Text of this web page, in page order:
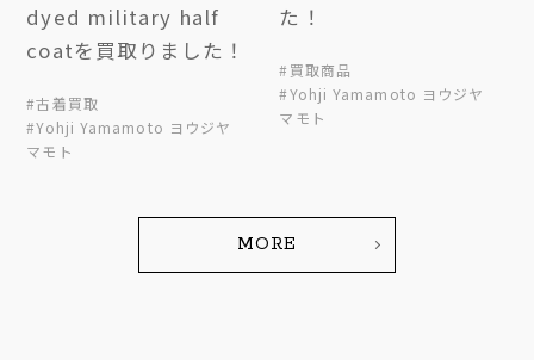
dyed military half
coatを買取りました！
#古着買取
#Yohji Yamamoto ヨウジヤ
マモト
た！
#買取商品
#Yohji Yamamoto ヨウジヤ
マモト
MORE